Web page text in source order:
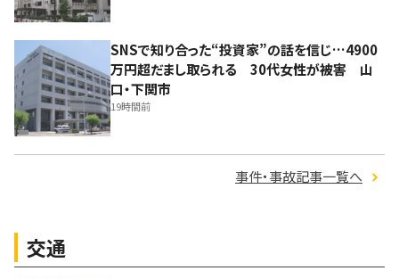
SNSで知り合った“投資家”の話を信じ…4900
万円超だまし取られる 30代女性が被害 山
口・下関市
19時間前
事件・事故記事一覧へ
交通